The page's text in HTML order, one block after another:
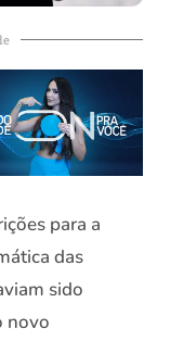
para a
das
sido
novo